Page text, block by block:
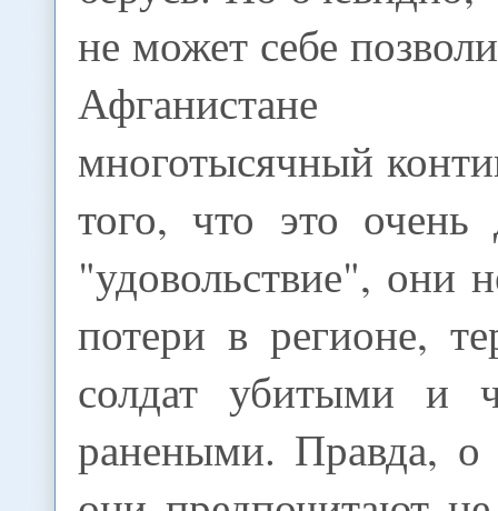
не может себе
Афганистане
многотысячный
того, что это очень
"удовольствие", они
потери в регионе,
солдат убитыми и
ранеными. Правда, о